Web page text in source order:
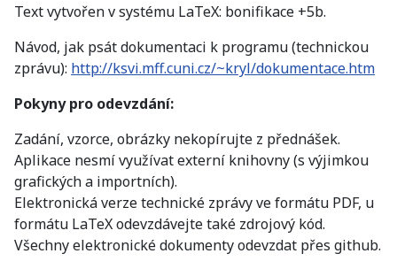
Text vytvořen v systému LaTeX: bonifikace +5b.
Návod, jak psát dokumentaci k programu (technickou
zprávu): http://ksvi.mff.cuni.cz/~kryl/dokumentace.htm
Pokyny pro odevzdání:
Zadání, vzorce, obrázky nekopírujte z přednášek.
Aplikace nesmí využívat externí knihovny (s výjimkou
grafických a importních).
Elektronická verze technické zprávy ve formátu PDF, u
formátu LaTeX odevzdávejte také zdrojový kód.
Všechny elektronické dokumenty odevzdat přes github.